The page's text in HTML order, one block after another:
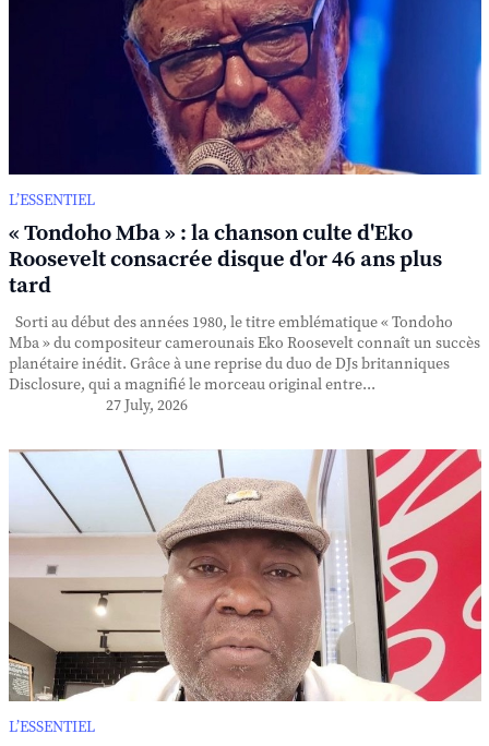
L’ESSENTIEL
« Tondoho Mba » : la chanson culte d'Eko
Roosevelt consacrée disque d'or 46 ans plus
tard
Sorti au début des années 1980, le titre emblématique « Tondoho
Mba » du compositeur camerounais Eko Roosevelt connaît un succès
planétaire inédit. Grâce à une reprise du duo de DJs britanniques
Disclosure, qui a magnifié le morceau original entre...
27 July, 2026
L’ESSENTIEL